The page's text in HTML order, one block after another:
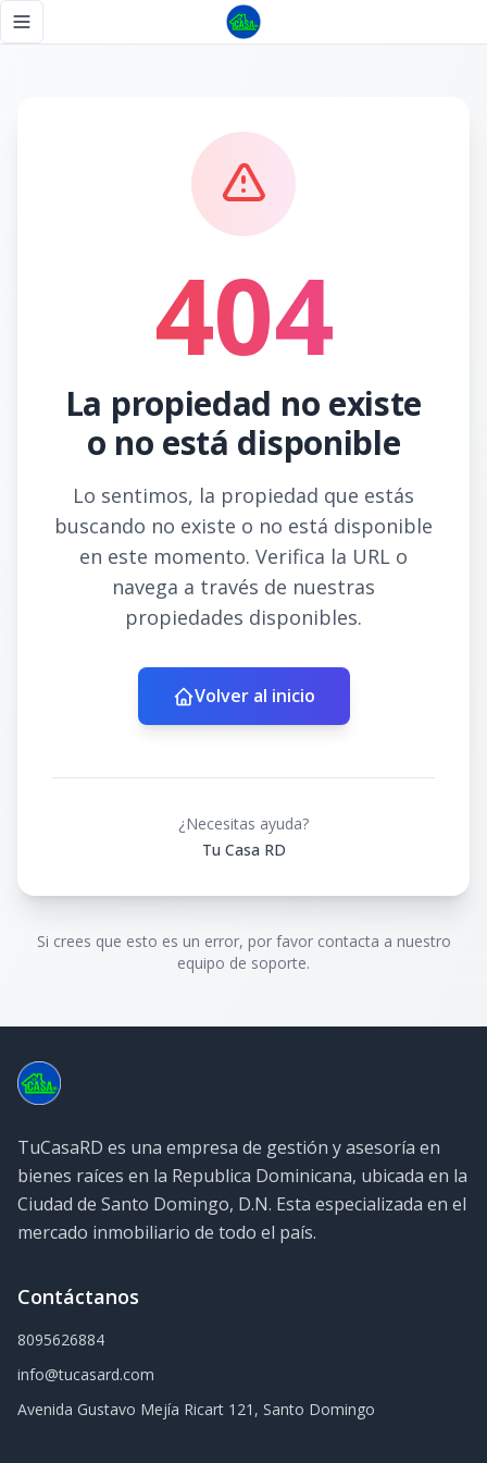
Toggle navigation menu
404
La propiedad no existe
o no está disponible
Lo sentimos, la propiedad que estás
buscando no existe o no está disponible
en este momento. Verifica la URL o
navega a través de nuestras
propiedades disponibles.
Volver al inicio
¿Necesitas ayuda?
Tu Casa RD
Si crees que esto es un error, por favor contacta a nuestro
equipo de soporte.
TuCasaRD es una empresa de gestión y asesoría en
bienes raíces en la Republica Dominicana, ubicada en la
Ciudad de Santo Domingo, D.N. Esta especializada en el
mercado inmobiliario de todo el país.
Contáctanos
8095626884
info@tucasard.com
Avenida Gustavo Mejía Ricart 121, Santo Domingo
Página no encontrada - Tu Casa RD